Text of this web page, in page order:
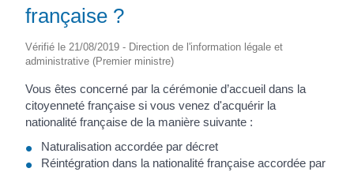
française ?
Vérifié le 21/08/2019 - Direction de l'information légale et
administrative (Premier ministre)
Vous êtes concerné par la cérémonie d’accueil dans la
citoyenneté française si vous venez d'acquérir la
nationalité française de la manière suivante :
Naturalisation accordée par décret
Réintégration dans la nationalité française accordée par